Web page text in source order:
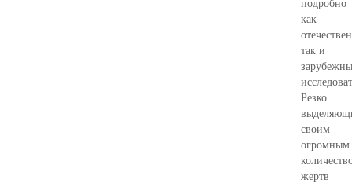
подробно
как
так и
Резко
своим
огромным
жертв